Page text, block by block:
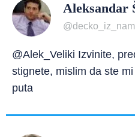
Aleksandar
@Alek_Veliki Izvinite,
stignete, mislim da ste
puta